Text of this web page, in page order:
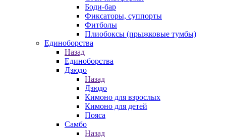
Боди-бар
Фиксаторы, суппорты
Фитболы
Плиобоксы (прыжковые тумбы)
Единоборства
Назад
Единоборства
Дзюдо
Назад
Дзюдо
Кимоно для взрослых
Кимоно для детей
Пояса
Самбо
Назад